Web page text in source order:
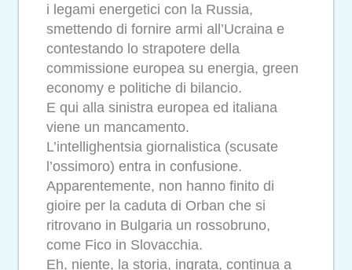
i legami energetici con la Russia,
smettendo di fornire armi all’Ucraina e
contestando lo strapotere della
commissione europea su energia, green
economy e politiche di bilancio.
E qui alla sinistra europea ed italiana
viene un mancamento.
L’intellighentsia giornalistica (scusate
l’ossimoro) entra in confusione.
Apparentemente, non hanno finito di
gioire per la caduta di Orban che si
ritrovano in Bulgaria un rossobruno,
come Fico in Slovacchia.
Eh, niente, la storia, ingrata, continua a